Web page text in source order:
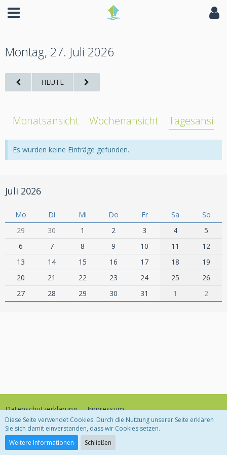
Montag, 27. Juli 2026
HEUTE
Monatsansicht Wochenansicht Tagesansicht
Es wurden keine Einträge gefunden.
Juli 2026
Mo Di Mi Do Fr Sa
So
29
30 1 2 3 4
5
6
7 8 9 10 11
12
13
14 15 16 17 18
19
20
21 22 23 24 25
26
27
28 29 30 31 1 2
Datenschutzerklärung Impressum
Community-Software:
Diese Seite verwendet Cookies. Durch die Nutzung unserer Seite erklären
Sie sich damit einverstanden, dass wir Cookies setzen.
Weitere Informationen
Schließen